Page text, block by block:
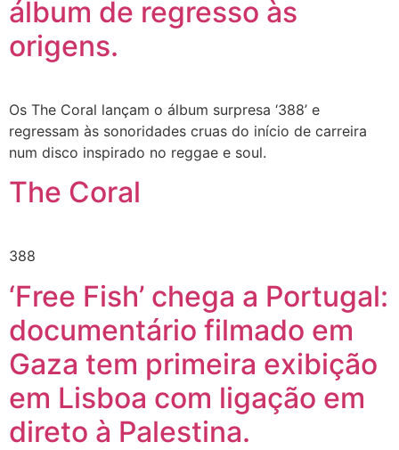
álbum de regresso às
origens.
Os The Coral lançam o álbum surpresa ‘388’ e
regressam às sonoridades cruas do início de carreira
num disco inspirado no reggae e soul.
The Coral
388
‘Free Fish’ chega a Portugal:
documentário filmado em
Gaza tem primeira exibição
em Lisboa com ligação em
direto à Palestina.